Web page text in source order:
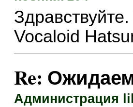
Vocaloid
Re:
Администрация